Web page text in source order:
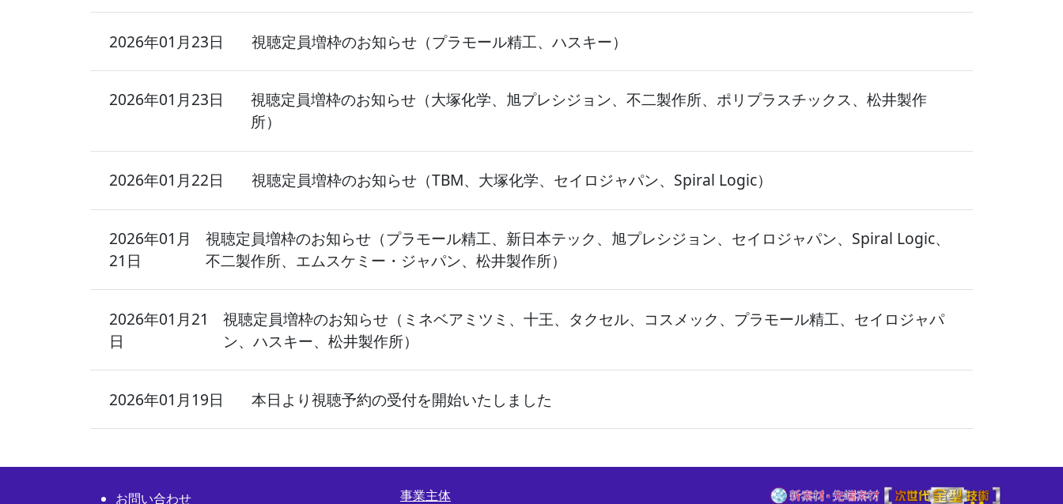
2026年01月23日 視聴定員増枠のお知らせ（プラモール精工、ハスキー）
2026年01月23日
視聴定員増枠のお知らせ（大塚化学、旭プレシジョン、不二製作所、ポリプラスチックス、松井製作
所）
2026年01月22日 視聴定員増枠のお知らせ（TBM、大塚化学、セイロジャパン、Spiral Logic）
2026年01月
21日
視聴定員増枠のお知らせ（プラモール精工、新日本テック、旭プレシジョン、セイロジャパン、Spiral Logic、
不二製作所、エムスケミー・ジャパン、松井製作所）
2026年01月21
日
視聴定員増枠のお知らせ（ミネベアミツミ、十王、タクセル、コスメック、プラモール精工、セイロジャパ
ン、ハスキー、松井製作所）
2026年01月19日 本日より視聴予約の受付を開始いたしました
お問い合わせ 事業主体